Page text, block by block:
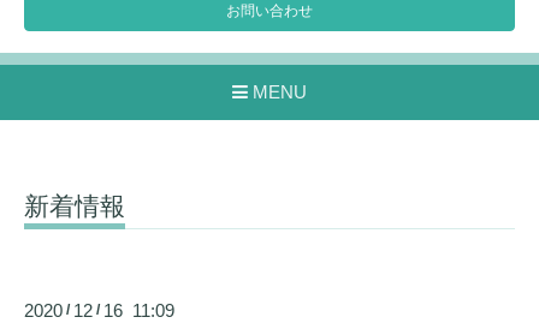
お問い合わせ
MENU
新着情報
2020 / 12 / 16 11:09